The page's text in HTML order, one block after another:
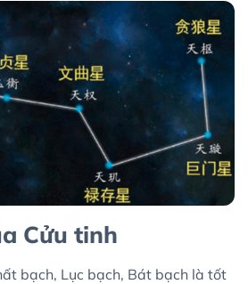
Cửu tinh
bạch, Lục bạch, Bát bạch là tốt